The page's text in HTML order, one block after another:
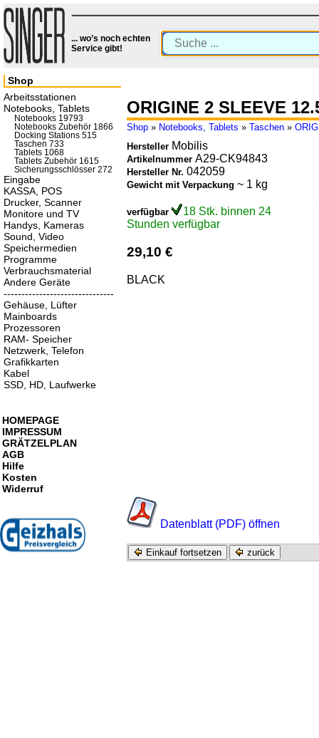
... wo’s noch echten
Service gibt!
ORIGINE 2 SLEEVE
Shop » Notebooks, Tablets » Taschen »
Hersteller Mobilis
Artikelnummer A29-CK94843
Hersteller Nr. 042059
Gewicht mit Verpackung ~ 1 kg
verfügbar
18 Stk. binnen 24
Stunden verfügbar
29,10 €
BLACK
Datenblatt (PDF) öffnen
Einkauf fortsetzen zurück
Shop
Arbeitsstationen
Notebooks, Tablets
Notebooks 19793
Notebooks Zubehör 1866
Docking Stations 515
Taschen 733
Tablets 1068
Tablets Zubehör 1615
Sicherungsschlösser 272
Eingabe
KASSA, POS
Drucker, Scanner
Monitore und TV
Handys, Kameras
Sound, Video
Speichermedien
Programme
Verbrauchsmaterial
Andere Geräte
-------------------------------
Gehäuse, Lüfter
Mainboards
Prozessoren
RAM- Speicher
Netzwerk, Telefon
Grafikkarten
Kabel
SSD, HD, Laufwerke
HOMEPAGE
IMPRESSUM
GRÄTZELPLAN
AGB
Hilfe
Kosten
Widerruf